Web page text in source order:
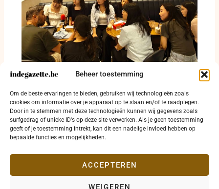
Beheer toestemming
Om de beste ervaringen te bieden, gebruiken wij technologieën zoals
cookies om informatie over je apparaat op te slaan en/of te raadplegen.
Door in te stemmen met deze technologieën kunnen wij gegevens zoals
surfgedrag of unieke ID's op deze site verwerken. Als je geen toestemming
geeft of je toestemming intrekt, kan dit een nadelige invloed hebben op
bepaalde functies en mogelijkheden.
ACCEPTEREN
WEIGEREN
Lotfi Amine Hachemi licht internationale
betekenis van 16 mei toe in Zuid-Korea
6 augustus 2026